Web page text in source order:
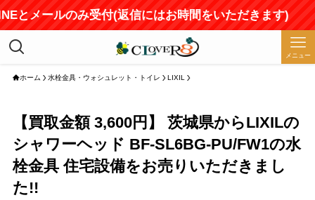
ールのみ受付(返信にはお時間をいただきます)
メニュー
ホーム 水栓金具・ウォシュレット・トイレ LIXIL
【買取金額 3,600円】 茨城県からLIXILの
シャワーヘッド BF-SL6BG-PU/FW1の水
栓金具 住宅設備をお売りいただきまし
た!!